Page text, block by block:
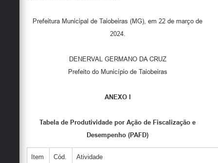
Prefeitura Municipal de Taiobeiras (MG), em 22 de março de
2024.
DENERVAL GERMANO DA CRUZ
Prefeito do Município de Taiobeiras
ANEXO I
Tabela de Produtividade por Ação de Fiscalização e
Desempenho (PAFD)
Item Cód. Atividade